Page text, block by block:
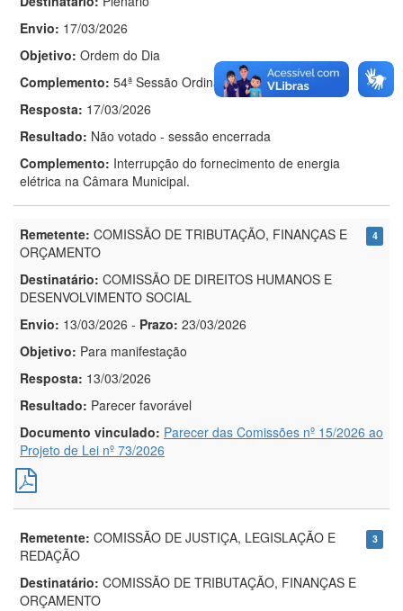
Envio: 17/03/2026
Objetivo: Ordem do Dia
Complemento: 54ª Sessão Ordinária
Resposta: 17/03/2026
Resultado: Não votado - sessão encerrada
Complemento: Interrupção do fornecimento de energia
elétrica na Câmara Municipal.
4
Remetente: COMISSÃO DE TRIBUTAÇÃO, FINANÇAS E
ORÇAMENTO
Destinatário: COMISSÃO DE DIREITOS HUMANOS E
DESENVOLVIMENTO SOCIAL
Envio: 13/03/2026 - Prazo: 23/03/2026
Objetivo: Para manifestação
Resposta: 13/03/2026
Resultado: Parecer favorável
Documento vinculado: Parecer das Comissões nº 15/2026 ao
Projeto de Lei nº 73/2026
3
Remetente: COMISSÃO DE JUSTIÇA, LEGISLAÇÃO E
REDAÇÃO
Destinatário: COMISSÃO DE TRIBUTAÇÃO, FINANÇAS E
ORÇAMENTO